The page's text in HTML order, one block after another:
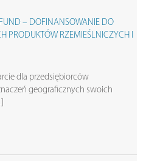
– DOFINANSOWANIE DO
PRODUKTÓW RZEMIEŚLNICZYCH I
dla przedsiębiorców
geograficznych swoich